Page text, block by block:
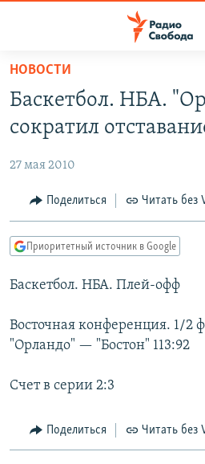
упрощенного
доступа
основному
Вернутся
главной
навигации
Вернутся
поиску
ПРОГРАММЫ
АВТОРСКИЕ ПРОЕКТЫ
ЦИТАТЫ СВОБОДЫ
МНЕНИЯ
IDEL.РЕАЛИИ
КАВКАЗ.РЕАЛИИ
СЕВЕР.РЕАЛИИ
СИБИРЬ.РЕАЛИИ
НОВОСТИ
Баскетбол. НБА.
сократил
27 мая 2010
Поделиться Читать без
Приоритетный источник в Google
Баскетбол. НБА. Плей-офф
Восточная конференция. 1/2
"Орландо" — "Бостон" 113:92
Счет в серии 2:3
Поделиться Читать без